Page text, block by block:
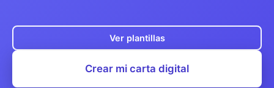
Ver plantillas
Crear mi carta digital